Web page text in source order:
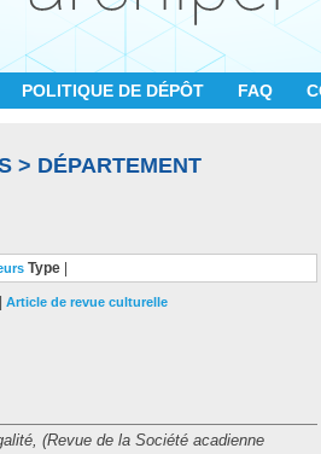
POLITIQUE DE DÉPÔT FAQ
> DÉPARTEMENT
Type
Article de revue culturelle
(Revue de la Société acadienne